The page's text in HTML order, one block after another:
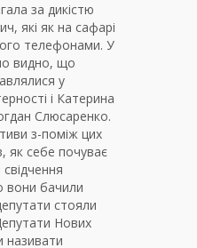
за дикістю
які як на сафарі
телефонами. У
видно, що
у
і Катерина
Слюсаренко.
з-поміж цих
як себе почуває
бачили
стояли
Нових
називати